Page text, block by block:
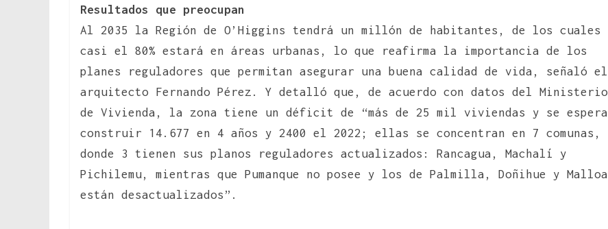
Resultados que preocupan
Al 2035 la Región de O’Higgins tendrá un millón de habitantes, de los cuales
casi el 80% estará en áreas urbanas, lo que reafirma la importancia de los
planes reguladores que permitan asegurar una buena calidad de vida, señaló el
arquitecto Fernando Pérez. Y detalló que, de acuerdo con datos del Ministerio
de Vivienda, la zona tiene un déficit de “más de 25 mil viviendas y se espera
construir 14.677 en 4 años y 2400 el 2022; ellas se concentran en 7 comunas,
donde 3 tienen sus planos reguladores actualizados: Rancagua, Machalí y
Pichilemu, mientras que Pumanque no posee y los de Palmilla, Doñihue y Malloa
están desactualizados”.